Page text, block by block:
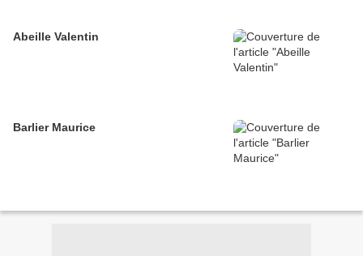
Abeille Valentin
Barlier Maurice